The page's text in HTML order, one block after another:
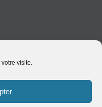
visite.
erreurs et des